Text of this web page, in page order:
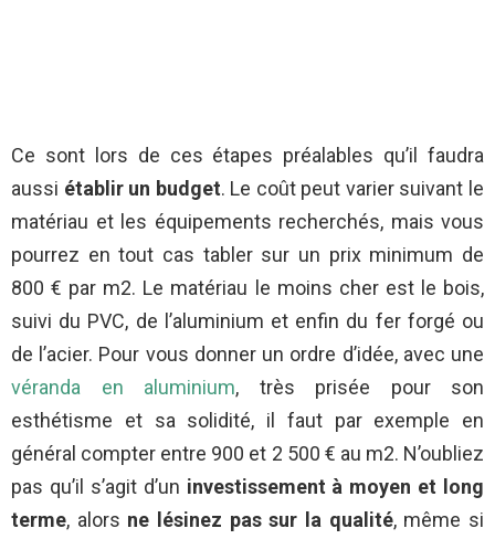
Ce sont lors de ces étapes préalables qu’il faudra
aussi établir un budget. Le coût peut varier suivant le
matériau et les équipements recherchés, mais vous
pourrez en tout cas tabler sur un prix minimum de
800 € par m2. Le matériau le moins cher est le bois,
suivi du PVC, de l’aluminium et enfin du fer forgé ou
de l’acier. Pour vous donner un ordre d’idée, avec une
véranda en aluminium, très prisée pour son
esthétisme et sa solidité, il faut par exemple en
général compter entre 900 et 2 500 € au m2. N’oubliez
pas qu’il s’agit d’un investissement à moyen et long
terme, alors ne lésinez pas sur la qualité, même si